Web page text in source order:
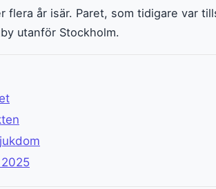
år isär. Paret, som tidigare var
utanför Stockholm.